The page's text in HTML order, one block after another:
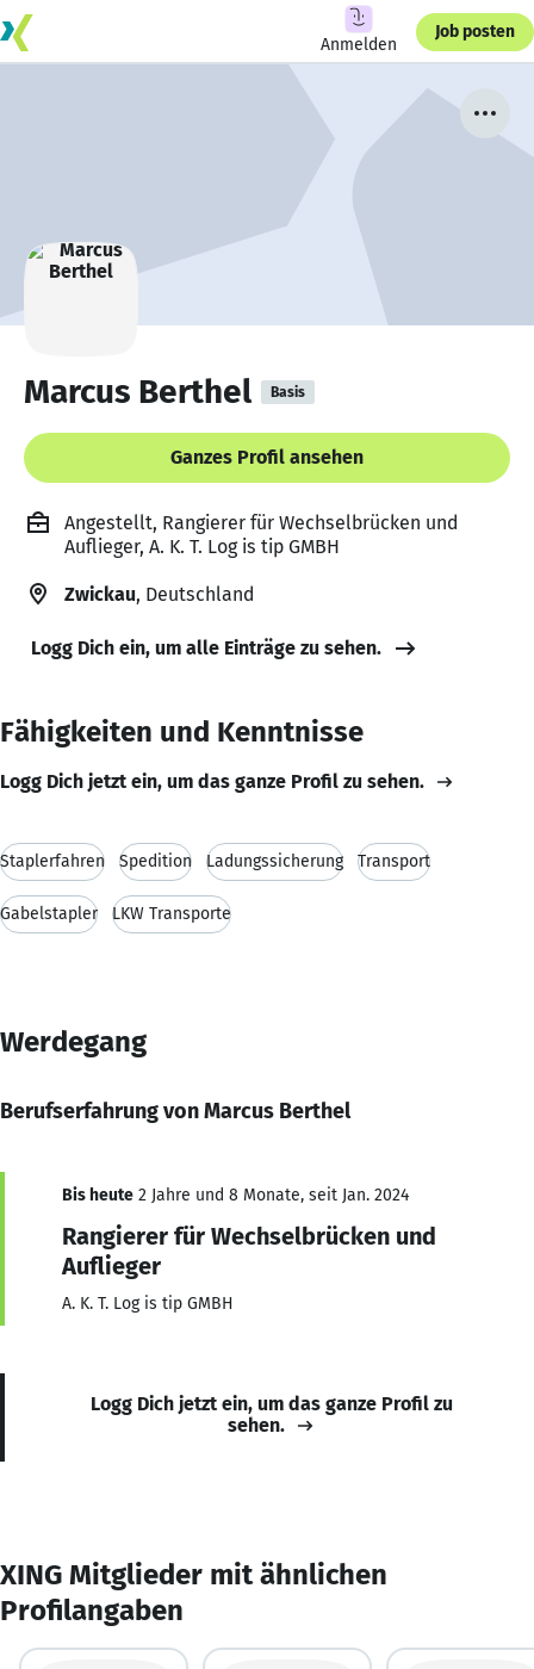
Anmelden
Job posten
Marcus Berthel Basis
Ganzes Profil ansehen
Angestellt, Rangierer für Wechselbrücken und
Auflieger, A. K. T. Log is tip GMBH
Zwickau, Deutschland
Logg Dich ein, um alle Einträge zu sehen.
Fähigkeiten und Kenntnisse
Logg Dich jetzt ein, um das ganze Profil zu sehen.
Staplerfahren Spedition Ladungssicherung Transport
Gabelstapler LKW Transporte
Werdegang
Berufserfahrung von Marcus Berthel
Bis heute 2 Jahre und 8 Monate, seit Jan. 2024
Rangierer für Wechselbrücken und
Auflieger
A. K. T. Log is tip GMBH
Logg Dich jetzt ein, um das ganze Profil zu
sehen.
XING Mitglieder mit ähnlichen
Profilangaben